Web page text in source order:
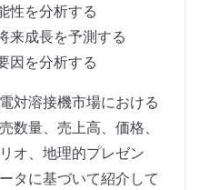
性を分析する
来成長を予測する
因を分析する
対溶接機市場における
数量、売上高、価格、
オ、地理的プレゼン
タに基づいて紹介して